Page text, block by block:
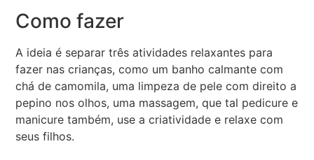
Como fazer
A ideia é separar três atividades relaxantes para
fazer nas crianças, como um banho calmante com
chá de camomila, uma limpeza de pele com direito a
pepino nos olhos, uma massagem, que tal pedicure e
manicure também, use a criatividade e relaxe com
seus filhos.